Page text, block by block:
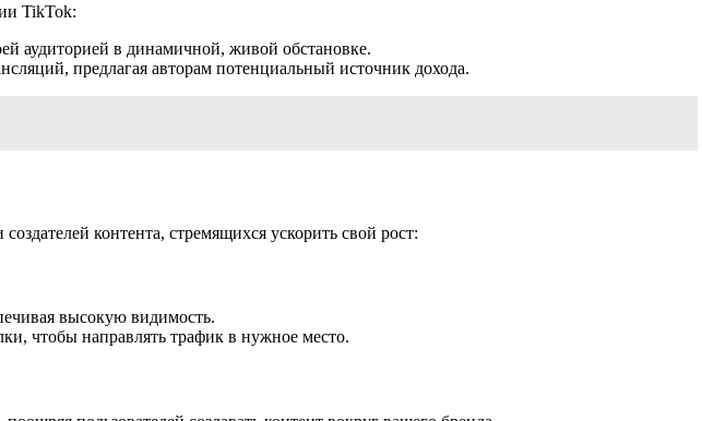
TikTok:
аудиторией в динамичной, живой обстановке.
предлагая авторам потенциальный источник дохода.
контента, стремящихся ускорить свой рост:
высокую видимость.
чтобы направлять трафик в нужное место.